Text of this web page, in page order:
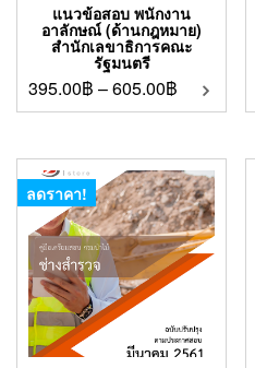
แนวข้อสอบ พนักงาน
อาลักษณ์ (ด้านกฎหมาย)
สำนักเลขาธิการคณะ
รัฐมนตรี
395.00฿ –605.00฿
ลดราคา!